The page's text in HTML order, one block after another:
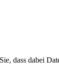
dass dabei